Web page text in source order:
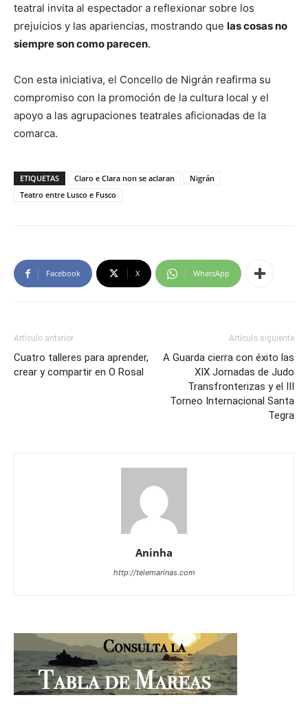
teatral invita al espectador a reflexionar sobre los
prejuicios y las apariencias, mostrando que las cosas no
siempre son como parecen.
Con esta iniciativa, el Concello de Nigrán reafirma su
compromiso con la promoción de la cultura local y el
apoyo a las agrupaciones teatrales aficionadas de la
comarca.
ETIQUETAS Claro e Clara non se aclaran
Nigrán
Teatro entre Lusco e Fusco
Facebook X WhatsApp
Artículo anterior
Cuatro talleres para aprender,
crear y compartir en O Rosal
Artículo siguiente
A Guarda cierra con éxito las
XIX Jornadas de Judo
Transfronterizas y el III
Torneo Internacional Santa
Tegra
Aninha
http://telemarinas.com